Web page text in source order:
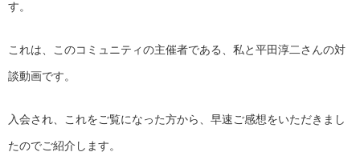
す。
これは、このコミュニティの主催者である、私と平田淳二さんの対
談動画です。
入会され、これをご覧になった方から、早速ご感想をいただきまし
たのでご紹介します。